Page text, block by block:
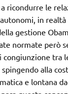
ricondurre le
in
gestione
normate però
tra
spingendo alla
e lontana